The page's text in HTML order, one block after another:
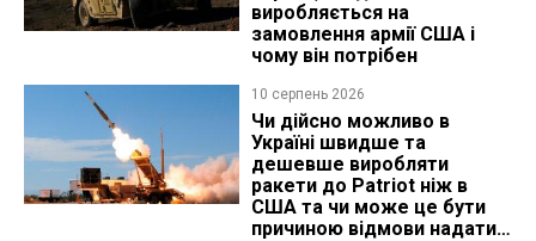
виробляється на
замовлення армії США і
чому він потрібен
10 серпень 2026
Чи дійсно можливо в
Україні швидше та
дешевше виробляти
ракети до Patriot ніж в
США та чи може це бути
причиною відмови надати